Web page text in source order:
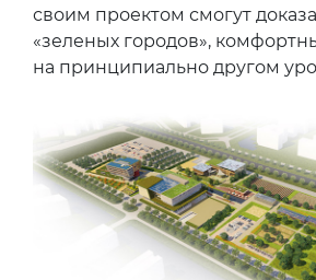
своим проектом смогут
«зеленых городов»,
на принципиально другом